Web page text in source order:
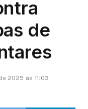
de
2025 às 11:03